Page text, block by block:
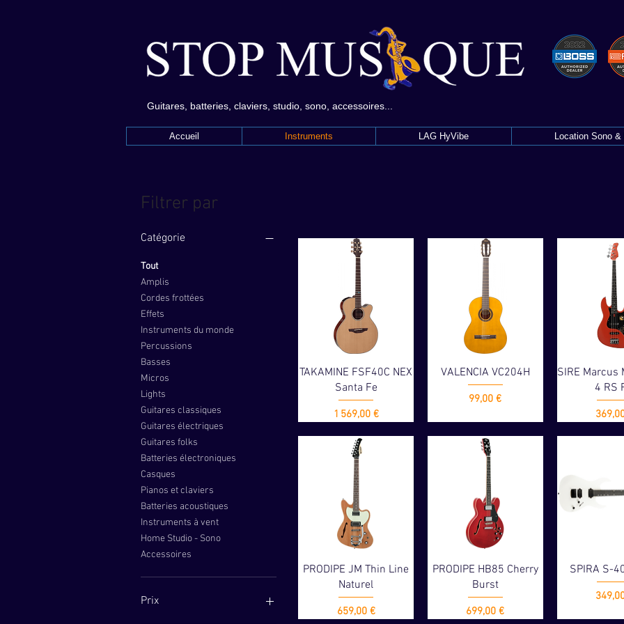
Guitares, batteries, claviers, studio, sono, accessoires...
Accueil Instruments LAG HyVibe Location Sono &
Filtrer par
Catégorie
Tout
Amplis
Cordes frottées
Effets
Instruments du monde
Percussions
Basses
Micros
Lights
Guitares classiques
Guitares électriques
Guitares folks
Batteries électroniques
Casques
Pianos et claviers
Batteries acoustiques
Instruments à vent
Home Studio - Sono
Accessoires
Prix
TAKAMINE FSF40C NEX
Santa Fe
Prix
1 569,00 €
VALENCIA VC204H
Prix
99,00 €
SIRE Marcus
4 RS
Prix
PRODIPE JM Thin Line
Naturel
Prix
659,00 €
PRODIPE HB85 Cherry
Burst
Prix
699,00 €
SPIRA S-
Prix